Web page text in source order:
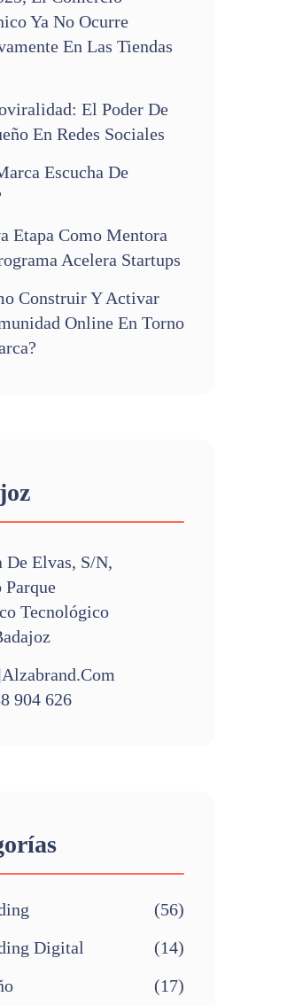
Ya No Ocurre
En Las Tiendas
El Poder De
En Redes Sociales
Escucha De
Etapa Como Mentora
Acelera Startups
Construir Y Activar
Online En Torno
De Elvas, S/n,
Tecnológico
904 626
(56)
Digital
(14)
(17)